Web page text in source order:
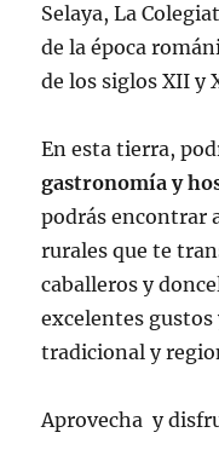
Selaya, La
de la época
de los siglos XII y
En esta tierra,
gastronomía y
podrás encontrar
rurales que te
caballeros y
excelentes
tradicional y
Aprovecha y